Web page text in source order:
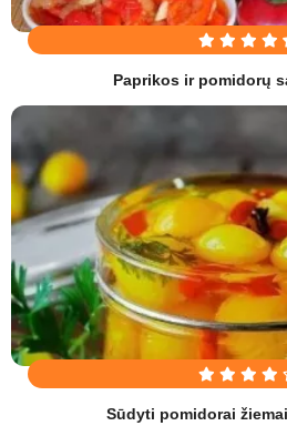
Paprikos ir pomidorų
Sūdyti pomidorai